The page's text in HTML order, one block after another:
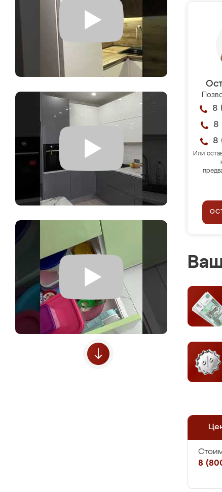
8
8
8
Или
8